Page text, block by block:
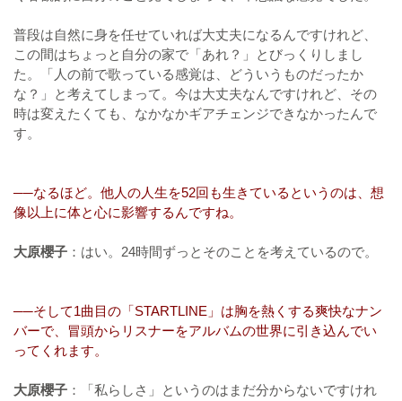
普段は自然に身を任せていれば大丈夫になるんですけれど、
この間はちょっと自分の家で「あれ？」とびっくりしまし
た。「人の前で歌っている感覚は、どういうものだったか
な？」と考えてしまって。今は大丈夫なんですけれど、その
時は変えたくても、なかなかギアチェンジできなかったんで
す。
──なるほど。他人の人生を52回も生きているというのは、想
像以上に体と心に影響するんですね。
大原櫻子 ：はい。24時間ずっとそのことを考えているので。
──そして1曲目の「STARTLINE」は胸を熱くする爽快なナン
バーで、冒頭からリスナーをアルバムの世界に引き込んでい
ってくれます。
大原櫻子 ：「私らしさ」というのはまだ分からないですけれ